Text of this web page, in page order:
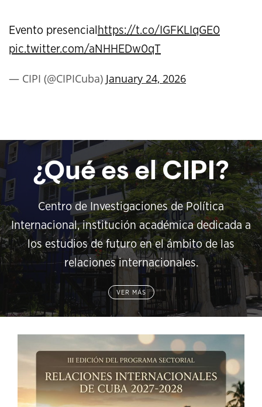
Evento presencial https://t.co/IGFKLIqGE0
pic.twitter.com/aNHHEDw0qT
— CIPI (@CIPICuba) January 24, 2026
¿Qué es el CIPI?
Centro de Investigaciones de Política
Internacional, institución académica dedicada a
los estudios de futuro en el ámbito de las
relaciones internacionales.
VER MÁS